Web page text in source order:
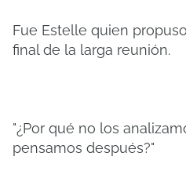
Fue Estelle quien
final de la larga reunión.
"¿Por qué no los
pensamos después?"